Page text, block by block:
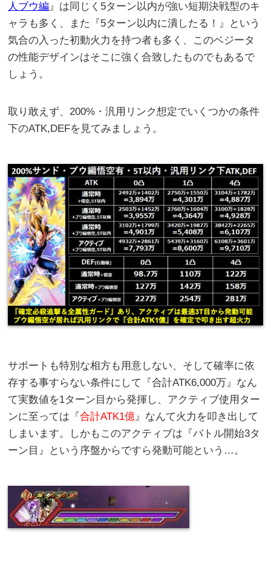
人ブウ編』は同じく5ターン以内が強い短期決戦型のキ
ャラも多く、また『5ターン以内に潰したる！』という
気合の入った初動火力を持つ者も多く、このベジータ
の性能デザインはそこに強く合致したものでもあるで
しょう。
取り敢えず、200%・汎用リンク想定でいくつかの条件
下のATK,DEFを見てみましょう。
サポートも特別な相方も用意しない、そして確率に依
存する事すらない条件にして『合計ATK6,000万』なん
て実数値を1ターン目から発揮し、アクティブ使用ター
ンに至っては『合計ATK1億』なんて火力を叩き出して
しまいます。しかもこのアクティブは『バトル開始3タ
ーン目』という序盤からですら発動可能という…。